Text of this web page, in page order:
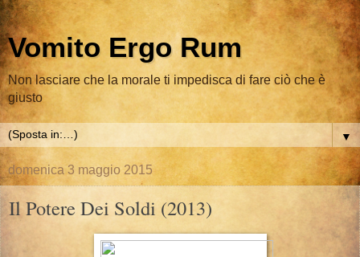
Vomito Ergo Rum
Non lasciare che la morale ti impedisca di fare ciò che è
giusto
▼
domenica 3 maggio 2015
Il Potere Dei Soldi (2013)